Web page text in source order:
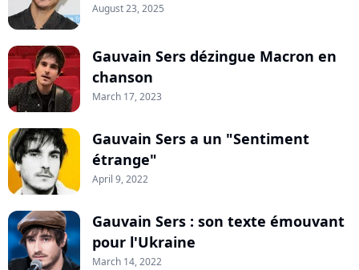
August 23, 2025
Gauvain Sers dézingue Macron en
chanson
March 17, 2023
Gauvain Sers a un "Sentiment
étrange"
April 9, 2022
Gauvain Sers : son texte émouvant
pour l'Ukraine
March 14, 2022